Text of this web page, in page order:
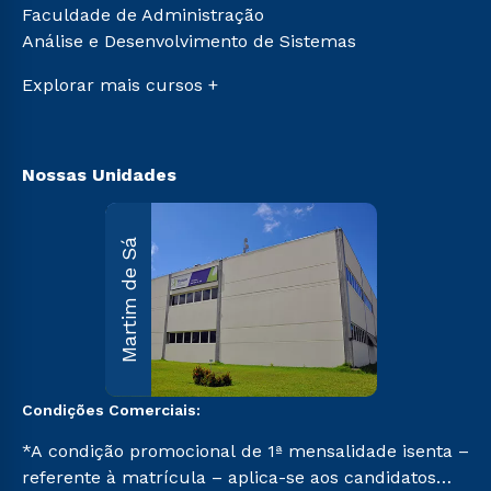
Vestibular Mérito
Vestibular Solidário
Segunda Graduação
Sou Ex-aluno
Canais de Atendimento
Biblioteca
Explorar mais cursos +
Faculdade de Administração
Análise e Desenvolvimento de Sistemas
Nossas Unidades
Martim de Sá
Condições Comerciais:
*A condição promocional de 1ª mensalidade isenta –
referente à matrícula – aplica-se aos candidatos